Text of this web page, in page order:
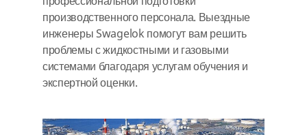
производственного персонала. Выездные
инженеры Swagelok помогут вам решить
проблемы с жидкостными и газовыми
системами благодаря услугам обучения и
экспертной оценки.